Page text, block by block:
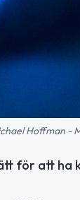
Hoffman -
för att ha